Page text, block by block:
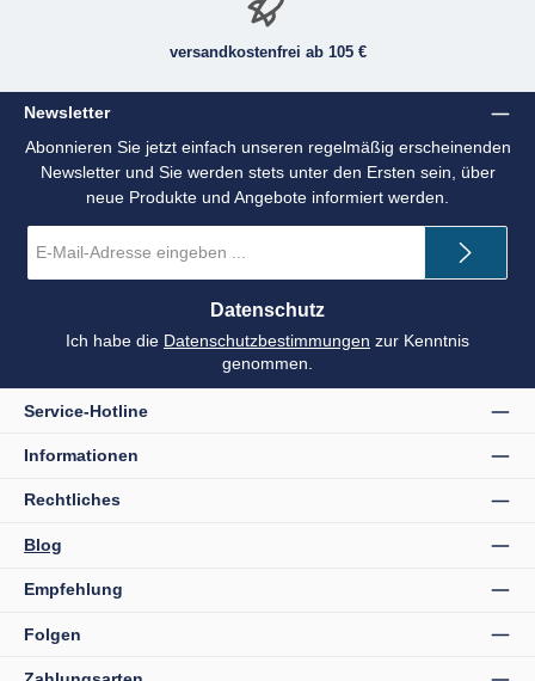
versandkostenfrei ab 105 €
Newsletter
Abonnieren Sie jetzt einfach unseren regelmäßig erscheinenden
Newsletter und Sie werden stets unter den Ersten sein, über
neue Produkte und Angebote informiert werden.
Mail-
*
Datenschutz
Ich habe die Datenschutzbestimmungen zur Kenntnis
genommen.
Service-Hotline
Informationen
Rechtliches
Blog
Empfehlung
Folgen